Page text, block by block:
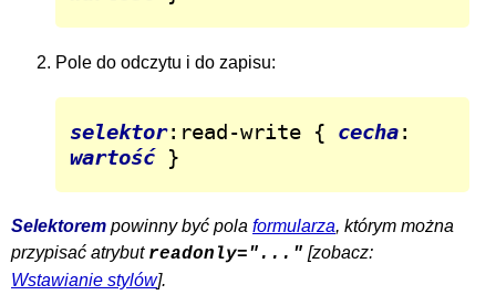
Pole do odczytu i do zapisu:
selektor:read-write { cecha
wartość }
Selektorem powinny być pola formularza, którym można
przypisać atrybut readonly="..." [zobacz:
Wstawianie stylów].